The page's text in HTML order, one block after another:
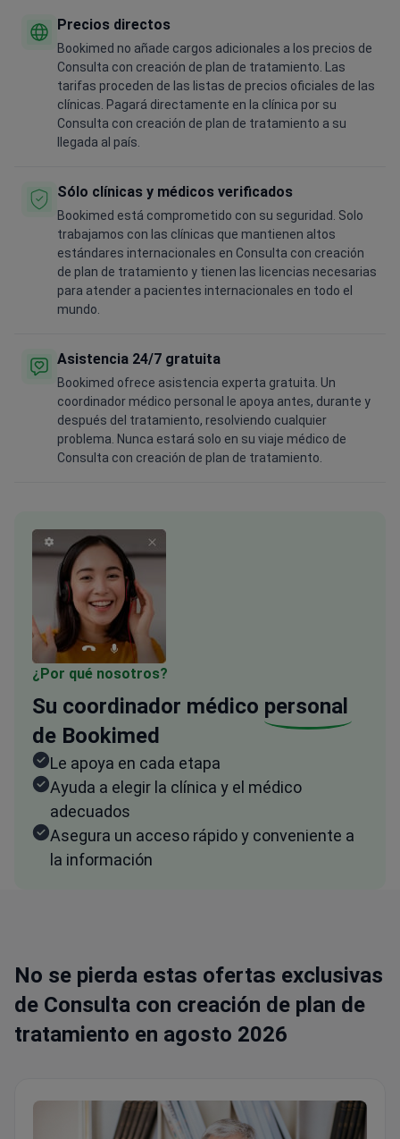
Precios directos
Bookimed no añade cargos adicionales a los precios de
Consulta con creación de plan de tratamiento. Las
tarifas proceden de las listas de precios oficiales de las
clínicas. Pagará directamente en la clínica por su
Consulta con creación de plan de tratamiento a su
llegada al país.
Sólo clínicas y médicos verificados
Bookimed está comprometido con su seguridad. Solo
trabajamos con las clínicas que mantienen altos
estándares internacionales en Consulta con creación
de plan de tratamiento y tienen las licencias necesarias
para atender a pacientes internacionales en todo el
mundo.
Asistencia 24/7 gratuita
Bookimed ofrece asistencia experta gratuita. Un
coordinador médico personal le apoya antes, durante y
después del tratamiento, resolviendo cualquier
problema. Nunca estará solo en su viaje médico de
Consulta con creación de plan de tratamiento.
¿Por qué nosotros?
Su coordinador médico personal
de Bookimed
Le apoya en cada etapa
Ayuda a elegir la clínica y el médico
adecuados
Asegura un acceso rápido y conveniente a
la información
No se pierda estas ofertas exclusivas
de Consulta con creación de plan de
tratamiento en agosto 2026